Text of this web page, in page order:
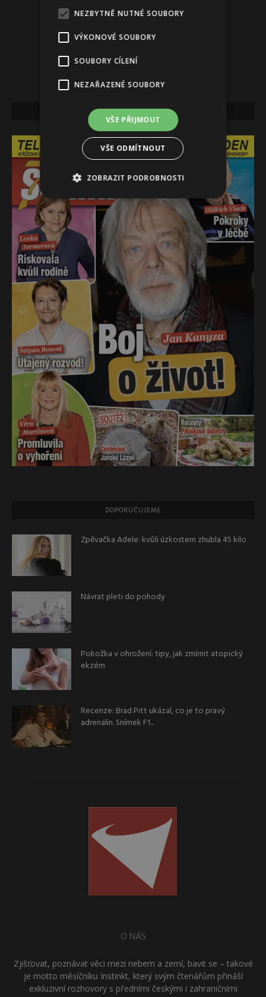
NEJNOVĚJŠÍ VYDÁNÍ
DOPORUČUJEME
Zpěvačka Adele: kvůli úzkostem zhubla 45 kilo
Návrat pleti do pohody
Pokožka v ohrožení: tipy, jak zmírnit atopický
ekzém
Recenze: Brad Pitt ukázal, co je to pravý
adrenalin. Snímek F1...
O NÁS
Zjišťovat, poznávat věci mezi nebem a zemí, bavit se – takové
je motto měsíčníku Instinkt, který svým čtenářům přináší
exkluzivní rozhovory s předními českými i zahraničními
NEZBYTNĚ NUTNÉ SOUBORY
VÝKONOVÉ SOUBORY
SOUBORY CÍLENÍ
NEZAŘAZENÉ SOUBORY
VŠE PŘIJMOUT
VŠE ODMÍTNOUT
ZOBRAZIT PODROBNOSTI